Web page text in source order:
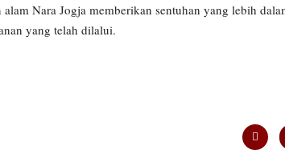
Nara Jogja memberikan sentuhan yang lebih
yang telah dilalui.